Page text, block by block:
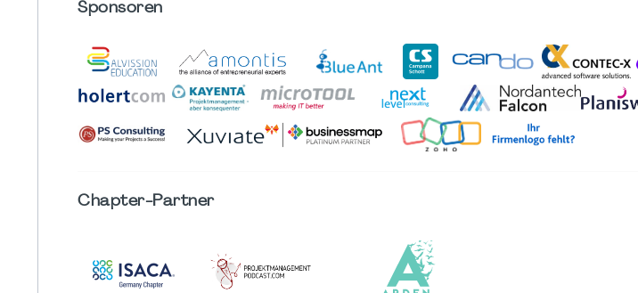
Sponsoren
Chapter-Partner